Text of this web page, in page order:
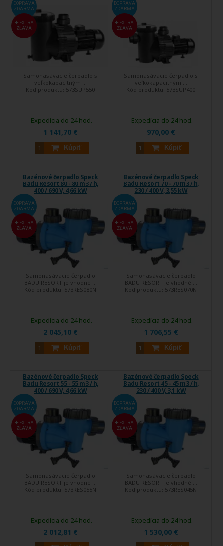
DOPRAVA
ZDARMA
EXTRA
ZĽAVA
Samonasávacie čerpadlo s
veľkokapacitným ...
Kód produktu: 573SUP550
1 141,70 €
Kúpiť
Expedícia do 24 hod.
DOPRAVA
ZDARMA
EXTRA
ZĽAVA
Samonasávacie čerpadlo s
veľkokapacitným ...
Kód produktu: 573SUP400
970,00 €
Kúpiť
Expedícia do 24 hod.
Bazénové čerpadlo Speck
Badu Resort 80 - 80 m3 / h,
400 / 690 V, 4,66 kW
DOPRAVA
ZDARMA
EXTRA
ZĽAVA
Samonasávacie čerpadlo
BADU RESORT je vhodné ...
Kód produktu: 573RES080N
2 045,10 €
Kúpiť
Expedícia do 24 hod.
Bazénové čerpadlo Speck
Badu Resort 70 - 70 m3 / h,
230 / 400 V, 3,55 kW
DOPRAVA
ZDARMA
EXTRA
ZĽAVA
Samonasávacie čerpadlo
BADU RESORT je vhodné ...
Kód produktu: 573RES070N
1 706,55 €
Kúpiť
Expedícia do 24 hod.
Bazénové čerpadlo Speck
Badu Resort 55 - 55 m3 / h,
400 / 690 V, 4,66 kW
DOPRAVA
ZDARMA
EXTRA
ZĽAVA
Samonasávacie čerpadlo
BADU RESORT je vhodné ...
Kód produktu: 573RES055N
2 012,81 €
Expedícia do 24 hod.
Bazénové čerpadlo Speck
Badu Resort 45 - 45 m3 / h,
230 / 400 V, 3,1 kW
DOPRAVA
ZDARMA
EXTRA
ZĽAVA
Samonasávacie čerpadlo
BADU RESORT je vhodné ...
Kód produktu: 573RES045N
1 530,00 €
Expedícia do 24 hod.